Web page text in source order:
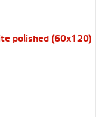
polished (60x120)